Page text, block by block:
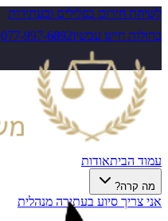
לשיחת חירום בפלילים ובעתירות
בהולות חייגו עכשיו077-997-6892
עמוד הביתאודות
מה קרה?
אני צריך סיוע בעתירה מנהלית